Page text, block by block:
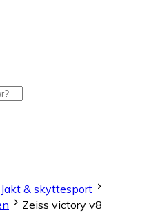
Jakt & skyttesport
Zeiss victory v8